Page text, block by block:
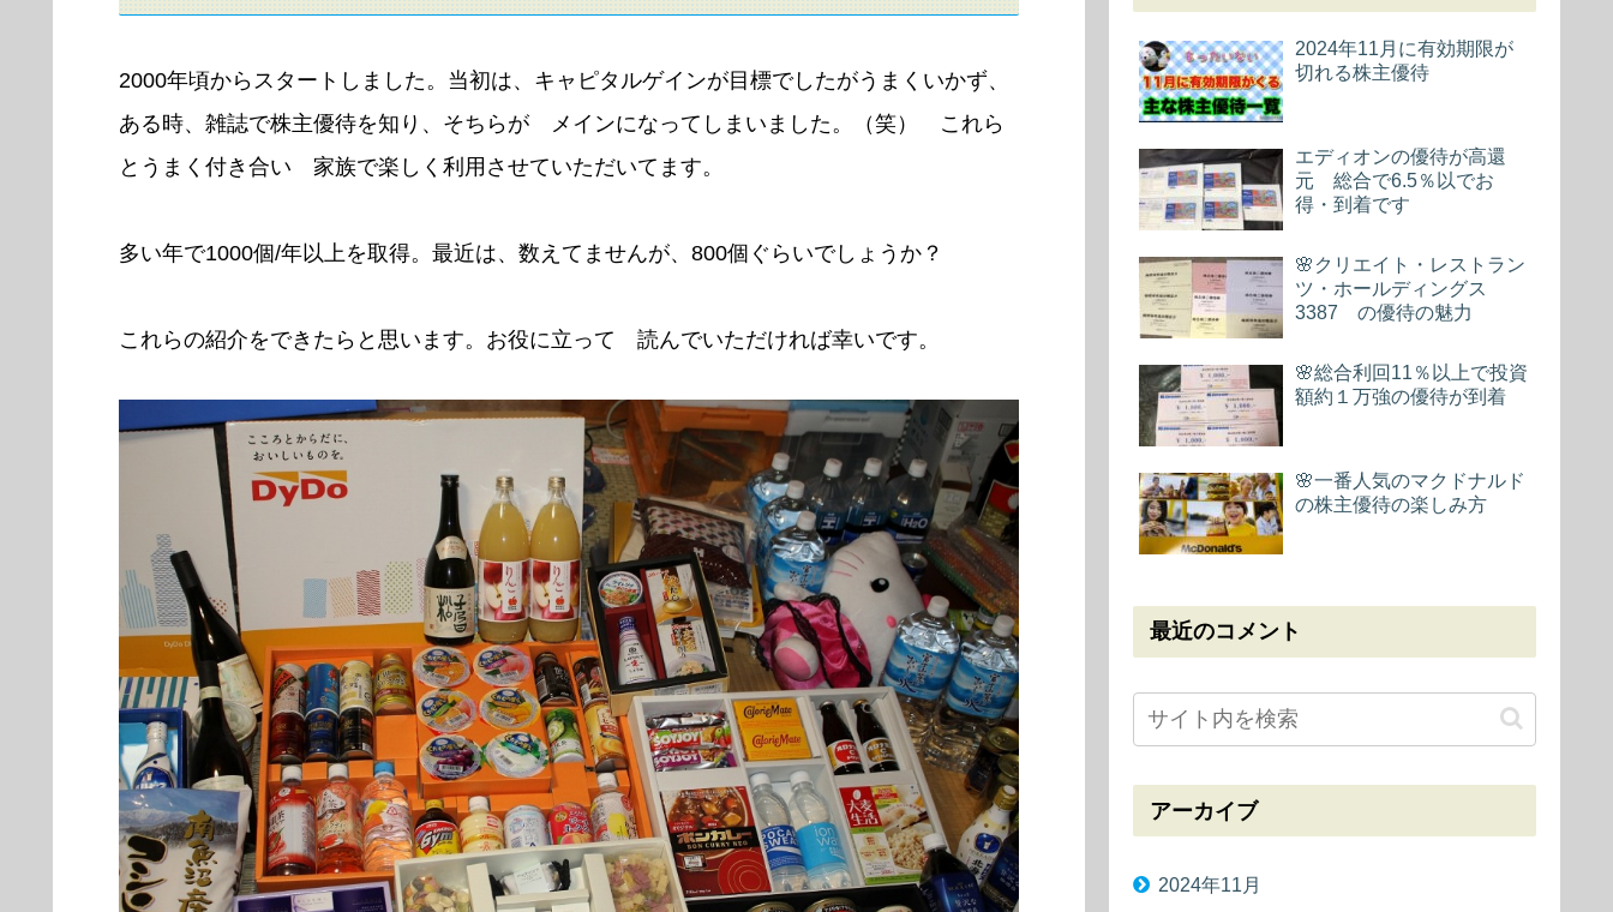
2000年頃からスタートしました。当初は、キャピタルゲインが目標でしたがうまくいかず、
ある時、雑誌で株主優待を知り、そちらが メインになってしまいました。（笑） これら
とうまく付き合い 家族で楽しく利用させていただいてます。
多い年で1000個/年以上を取得。最近は、数えてませんが、800個ぐらいでしょうか？
これらの紹介をできたらと思います。お役に立って 読んでいただければ幸いです。
2024年11月に有効期限が
切れる株主優待
エディオンの優待が高還
元 総合で6.5％以でお
得・到着です
🌸クリエイト・レストラン
ツ・ホールディングス
3387 の優待の魅力
🌸総合利回11％以上で投資
額約１万強の優待が到着
🌸一番人気のマクドナルド
の株主優待の楽しみ方
最近のコメント
アーカイブ
2024年11月